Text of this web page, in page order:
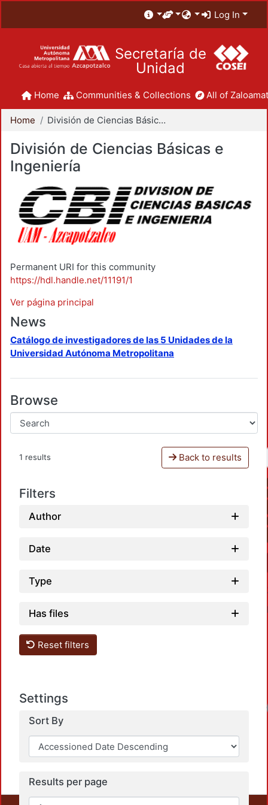
Log In
Secretaría de
Unidad
Home Communities & Collections All of
Home División de Ciencias Básicas e Ingeniería
División de Ciencias Básicas e
Ingeniería
Permanent URI for this community
https://hdl.handle.net/11191/1
Ver página principal
News
Catálogo de investigadores de las 5 Unidades de la
Universidad Autónoma Metropolitana
Browse
1 results Back to results
Filters
Author
Date
Type
Has files
Reset filters
Settings
Sort By
Results per page